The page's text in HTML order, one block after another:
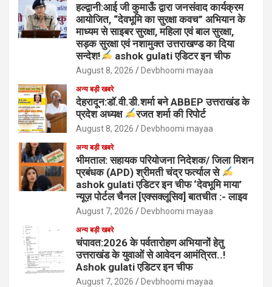
हल्द्वानी:आई जी कुमाऊँ द्वारा जनसंवाद कार्यक्रम
आयोजित, “देवभूमि का सुरक्षा कवच” अभियान के
माध्यम से साइबर सुरक्षा, महिला एवं बाल सुरक्षा,
सड़क सुरक्षा एवं नशामुक्त उत्तराखण्ड का दिया
सन्देश!
ashok gulati एडिटर इन चीफ
August 8, 2026 Devbhoomi mayaa
अन्य बड़ी खबरे
देहरादून:डॉ.वी.डी.शर्मा बने ABBEP उत्तराखंड के
प्रदेश अध्यक्ष
रजत शर्मा की रिपोर्ट
August 8, 2026 Devbhoomi mayaa
अन्य बड़ी खबरे
भीमताल: सहायक परियोजना निदेशक/ जिला मिशन
प्रबंधक (APD) श्रीमती चंद्र फर्त्याल से
ashok gulati एडिटर इन चीफ ‘देवभूमि माया’
न्यूज़ पोर्टल चैनल [एक्सक्लूसिव] बातचीत :- लाइव
August 7, 2026 Devbhoomi mayaa
अन्य बड़ी खबरे
चंपावत:2026 के पर्वतारोहण अभियानों हेतु
उत्तराखंड के युवाओं से आवेदन आमंत्रित..!
Ashok gulati एडिटर इन चीफ
August 7, 2026 Devbhoomi mayaa